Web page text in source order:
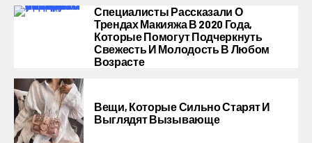
Специалисты Рассказали О
Трендах Макияжа В 2020 Года,
Которые Помогут Подчеркнуть
Свежесть И Молодость В Любом
Возрасте
Вещи, Которые Сильно Старят И
Выглядят Вызывающе